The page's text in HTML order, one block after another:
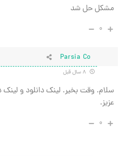
مشکل حل شد
۰
Parsia Co
سلام. وقت بخیر. لینک دانلود و
عزیز.
۰